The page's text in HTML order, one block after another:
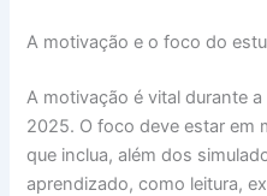
A motivação e o foco do
A motivação é vital durante
2025. O foco deve estar em
que inclua, além dos
aprendizado, como leitura,